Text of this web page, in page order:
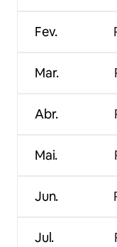
Fev.
Mar.
Abr.
Mai.
Jun.
Jul.